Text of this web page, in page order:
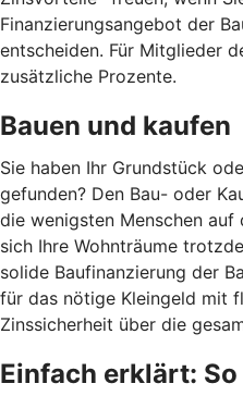
Finanzierungsangebot der
entscheiden. Für Mitglieder
zusätzliche Prozente.
Bauen und kaufen
Sie haben Ihr Grundstück
gefunden? Den Bau- oder
die wenigsten Menschen auf
sich Ihre Wohnträume
solide Baufinanzierung der
für das nötige Kleingeld mit
Zinssicherheit über die
Einfach erklärt: